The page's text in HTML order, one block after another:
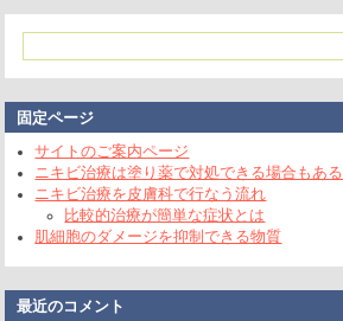
固定ページ
サイトのご案内ページ
ニキビ治療は塗り薬で対処できる場合もある
ニキビ治療を皮膚科で行なう流れ
比較的治療が簡単な症状とは
肌細胞のダメージを抑制できる物質
最近のコメント